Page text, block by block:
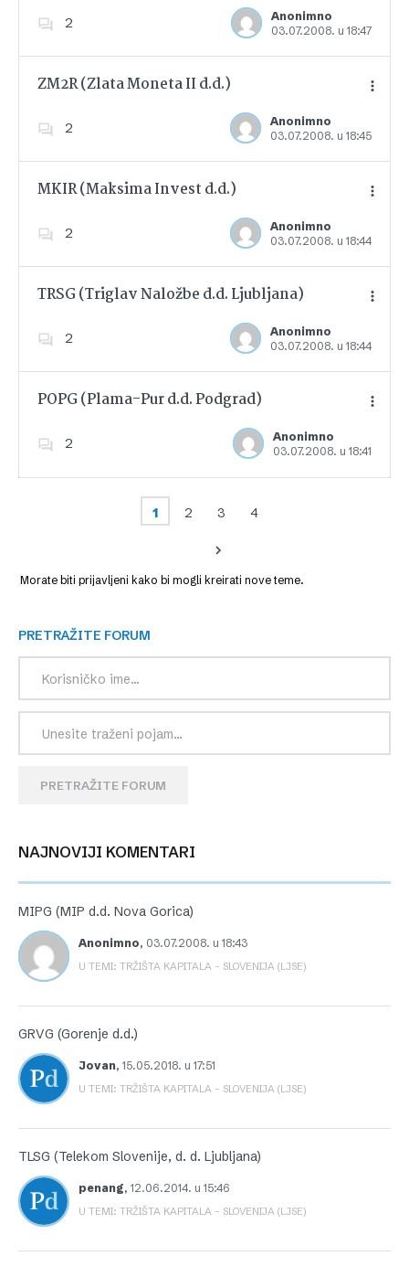
2
Anonimno
03.07.2008. u 18:47
Dodajte u favorite
ZM2R (Zlata Moneta II d.d.)
2
Anonimno
03.07.2008. u 18:45
Dodajte u favorite
MKIR (Maksima Invest d.d.)
2
Anonimno
03.07.2008. u 18:44
Dodajte u favorite
TRSG (Triglav Naložbe d.d. Ljubljana)
2
Anonimno
03.07.2008. u 18:44
Dodajte u favorite
POPG (Plama-Pur d.d. Podgrad)
2
Anonimno
03.07.2008. u 18:41
Dodajte u favorite
1 2 3 4
Morate biti prijavljeni kako bi mogli kreirati nove teme.
PRETRAŽITE FORUM
PRETRAŽITE FORUM
NAJNOVIJI KOMENTARI
MIPG (MIP d.d. Nova Gorica)
Anonimno, 03.07.2008. u 18:43
U TEMI: TRŽIŠTA KAPITALA – SLOVENIJA (LJSE)
GRVG (Gorenje d.d.)
Jovan, 15.05.2018. u 17:51
U TEMI: TRŽIŠTA KAPITALA – SLOVENIJA (LJSE)
TLSG (Telekom Slovenije, d. d. Ljubljana)
penang, 12.06.2014. u 15:46
U TEMI: TRŽIŠTA KAPITALA – SLOVENIJA (LJSE)